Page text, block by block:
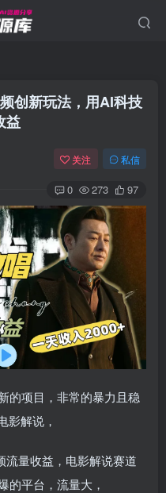
创新玩法，用AI科技
益
关注 私信
0 273 97
的项目，非常的暴力且稳
影解说，
流量收益，电影解说赛道
的平台，流量大，